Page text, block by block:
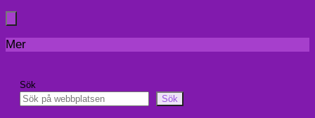
Mer
Sök
Sök